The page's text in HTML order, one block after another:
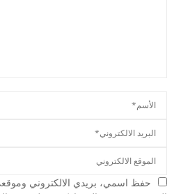
حفظ اسمي، بريدي الالكتروني